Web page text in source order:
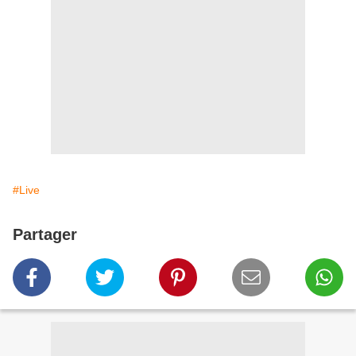
#Live
Partager